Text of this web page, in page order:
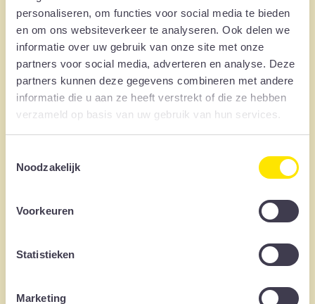
personaliseren, om functies voor social media te bieden
en om ons websiteverkeer te analyseren. Ook delen we
informatie over uw gebruik van onze site met onze
partners voor social media, adverteren en analyse. Deze
partners kunnen deze gegevens combineren met andere
informatie die u aan ze heeft verstrekt of die ze hebben
verzameld op basis van uw gebruik van hun services.
Noodzakelijk
Voorkeuren
Statistieken
Marketing
en deflectoren voor extra mechanische stabiliteit.
De windkracht is niet op alle plaatsen even sterk.
Daarom past Sunbeam vooral ballast toe daar waar
het nodig is: op de hoeken en randen van het
systeem, en bij grote velden ook in het midden. Ook
de ballastplaten zitten geschoefd en versterken zo
Eigen windtunnelonderzoek
Sunbeam combineert de basiswaarden van de
Eurocode met eigen, gedetailleerde
specifieke ballastwaarden voor het Sunbeam Nova
verschillende windrichtingen en windbelastingen.